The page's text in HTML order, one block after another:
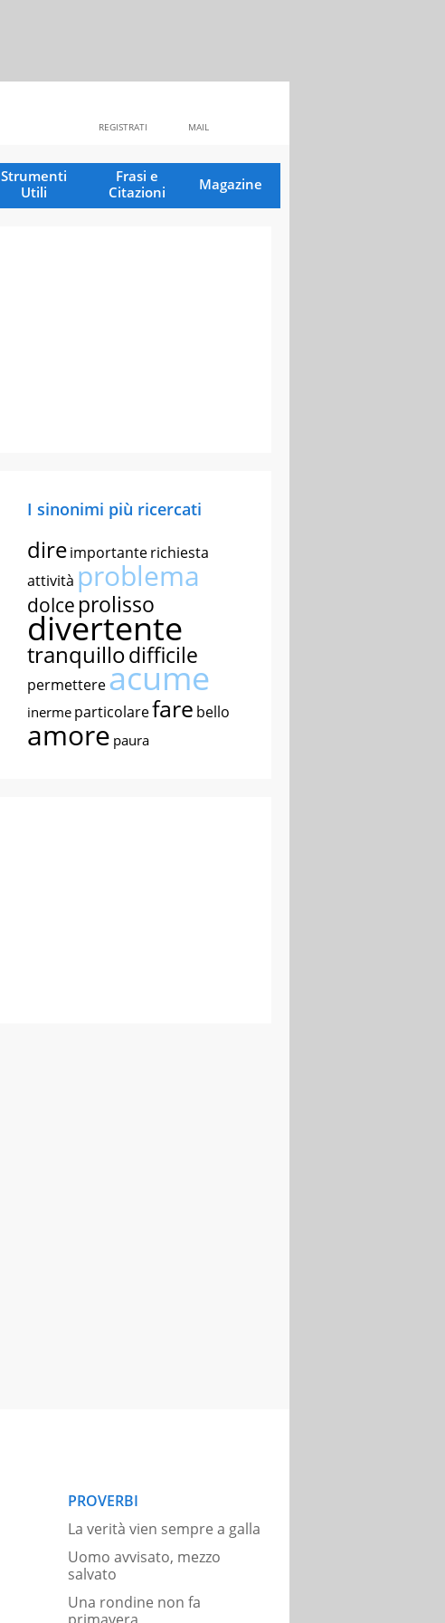
MAIL
REGISTRATI
Strumenti
Utili
Frasi e
Citazioni
Magazine
I sinonimi più ricercati
direimportanterichiesta
attività problema
dolce prolisso
divertente
tranquillodifficile
permettereacume
inerme particolarefare bello
amore paura
PROVERBI
La verità vien sempre a galla
Uomo avvisato, mezzo
salvato
Una rondine non fa
primavera